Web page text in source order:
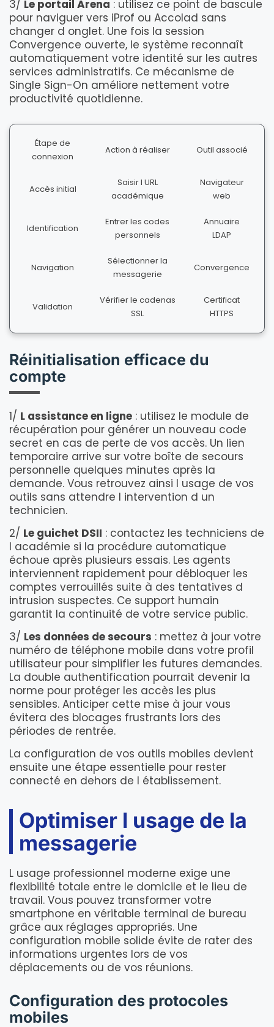
3/ Le portail Arena : utilisez ce point de bascule
pour naviguer vers iProf ou Accolad sans
changer d onglet. Une fois la session
Convergence ouverte, le système reconnaît
automatiquement votre identité sur les autres
services administratifs. Ce mécanisme de
Single Sign-On améliore nettement votre
productivité quotidienne.
Étape de
connexion
Action à réaliser Outil associé
Accès initial
Saisir l URL
académique
Navigateur
web
Identification
Entrer les codes
personnels
Annuaire
LDAP
Navigation
Sélectionner la
messagerie
Convergence
Validation
Vérifier le cadenas
SSL
Certificat
HTTPS
Réinitialisation efficace du
compte
1/ L assistance en ligne : utilisez le module de
récupération pour générer un nouveau code
secret en cas de perte de vos accès. Un lien
temporaire arrive sur votre boîte de secours
personnelle quelques minutes après la
demande. Vous retrouvez ainsi l usage de vos
outils sans attendre l intervention d un
technicien.
2/ Le guichet DSII : contactez les techniciens de
l académie si la procédure automatique
échoue après plusieurs essais. Les agents
interviennent rapidement pour débloquer les
comptes verrouillés suite à des tentatives d
intrusion suspectes. Ce support humain
garantit la continuité de votre service public.
3/ Les données de secours : mettez à jour votre
numéro de téléphone mobile dans votre profil
utilisateur pour simplifier les futures demandes.
La double authentification pourrait devenir la
norme pour protéger les accès les plus
sensibles. Anticiper cette mise à jour vous
évitera des blocages frustrants lors des
périodes de rentrée.
La configuration de vos outils mobiles devient
ensuite une étape essentielle pour rester
connecté en dehors de l établissement.
Optimiser l usage de la
messagerie
L usage professionnel moderne exige une
flexibilité totale entre le domicile et le lieu de
travail. Vous pouvez transformer votre
smartphone en véritable terminal de bureau
grâce aux réglages appropriés. Une
configuration mobile solide évite de rater des
informations urgentes lors de vos
déplacements ou de vos réunions.
Configuration des protocoles
mobiles